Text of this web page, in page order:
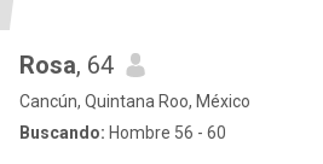
Rosa, 64
Cancún, Quintana Roo, México
Buscando: Hombre 56 - 60